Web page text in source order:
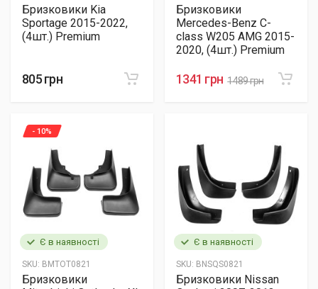
Бризковики Kia
Sportage 2015-2022,
(4шт.) Premium
805 грн
Бризковики
Mercedes-Benz C-
class W205 AMG 2015-
2020, (4шт.) Premium
1341 грн 1489 грн
Є в наявності
SKU: BMTOT0821
- 10%
Бризковики
Є в наявності
SKU: BNSQS0821
Бризковики Nissan